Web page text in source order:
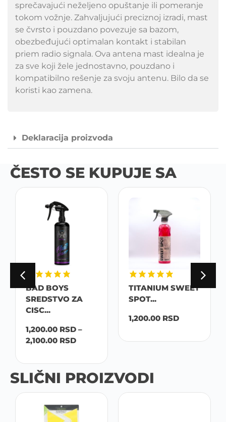
sprečavajući neželjeno opuštanje ili pomeranje
tokom vožnje. Zahvaljujući preciznoj izradi, mast
se čvrsto i pouzdano povezuje sa bazom,
obezbeđujući optimalan kontakt i stabilan
priem radio signala. Ova antena mast idealna je
za sve koji žele jednostavno, pouzdano i
kompatibilno rešenje za svoju antenu. Bilo da se
koristi kao zamena.
Deklaracija proizvoda
ČESTO SE KUPUJE SA
BAD BOYS
SREDSTVO ZA
CISC...
1,200.00 RSD –
2,100.00 RSD
TITANIUM SWEET
SPOT...
1,200.00 RSD
SLIČNI PROIZVODI